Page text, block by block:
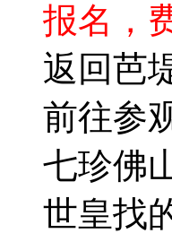
报名，
返回芭
前往参
七珍佛
世皇找